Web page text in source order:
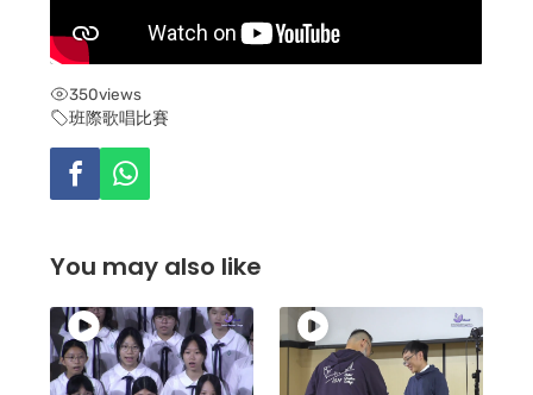
350views
班際歌唱比賽
You may also like